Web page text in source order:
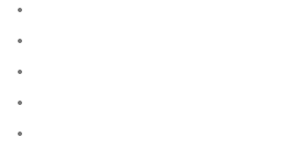
•
•
•
•
•